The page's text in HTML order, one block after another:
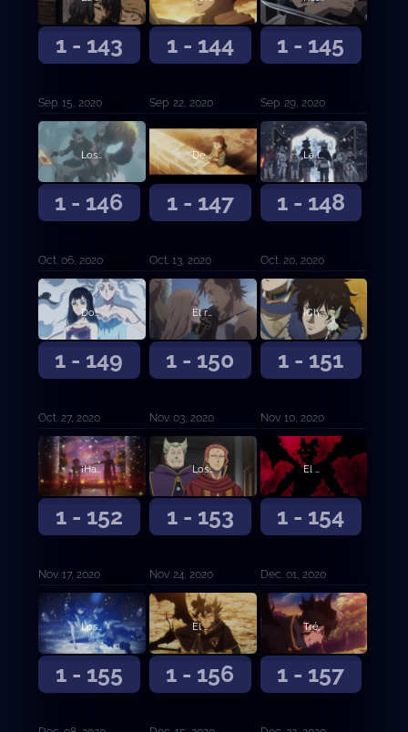
1 - 143
Sep. 15, 2020
1 - 144
Sep. 22, 2020
1 - 145
Sep. 29, 2020
1 - 146
Los que veneran a los diablos
Oct. 06, 2020
1 - 147
De vida o muerte
Oct. 13, 2020
1 - 148
La luz que ilumina la oscuridad
Oct. 20, 2020
1 - 149
Dos búsquedas
Oct. 27, 2020
1 - 150
El reto de las damas
Nov. 03, 2020
1 - 151
¡Choque! ¡Batalla entre capitanes!
Nov. 10, 2020
1 - 152
¡Hacia el mañana!
Nov. 17, 2020
1 - 153
Los elegidos
Nov. 24, 2020
1 - 154
El vicecapitán Langris Vaude
Dec. 01, 2020
1 - 155
Los cinco Espíritus Guardianes
1 - 156
El poder despierta
1 - 157
Trébol de cinco hojas